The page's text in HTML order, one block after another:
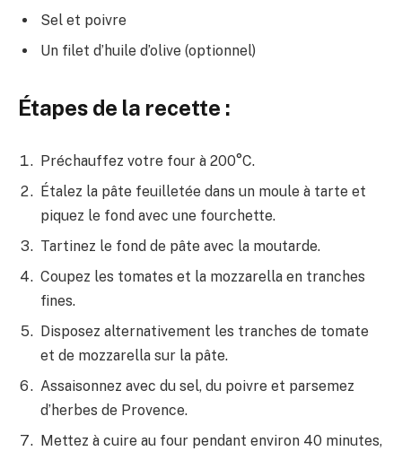
Sel et poivre
Un filet d’huile d’olive (optionnel)
Étapes de la recette :
Préchauffez votre four à 200°C.
Étalez la pâte feuilletée dans un moule à tarte et
piquez le fond avec une fourchette.
Tartinez le fond de pâte avec la moutarde.
Coupez les tomates et la mozzarella en tranches
fines.
Disposez alternativement les tranches de tomate
et de mozzarella sur la pâte.
Assaisonnez avec du sel, du poivre et parsemez
d’herbes de Provence.
Mettez à cuire au four pendant environ 40 minutes,